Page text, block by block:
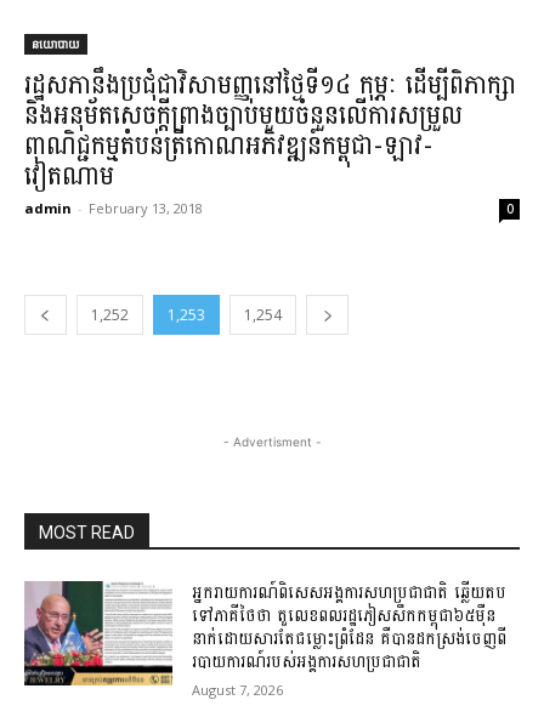
នយោបាយ
រដ្ឋសភា​នឹង​ប្រជុំ​ជា​វិសាមញ្ញ​នៅ​ថ្ងៃទី​១៤ កុម្ភៈ ដើម្បី​ពិភាក្សា
និង​អនុម័ត​សេចក្តីព្រាងច្បាប់​មួយចំនួន​លើ​ការសម្រួល​
ពាណិជ្ជកម្ម​តំបន់ត្រីកោណ​អភិវឌ្ឍន៍​កម្ពុជា​-​ឡាវ​-​
វៀតណាម​
admin - February 13, 2018 0
1,252 1,253 1,254
- Advertisment -
MOST READ
អ្នករាយការណ៍ពិសេសអង្គការសហប្រជាជាតិ ឆ្លើយតប
ទៅភាគីថៃថា តួលេខពលរដ្ឋភៀសសឹកកម្ពុជា៦៥ម៉ឺន
នាក់ដោយសារតែជម្លោះព្រំដែន គឺបានដកស្រង់ចេញពី
របាយការណ៍របស់អង្គការសហប្រជាជាតិ
August 7, 2026